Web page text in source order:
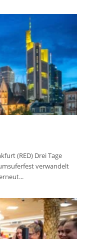
(RED) Drei Tage
verwandelt